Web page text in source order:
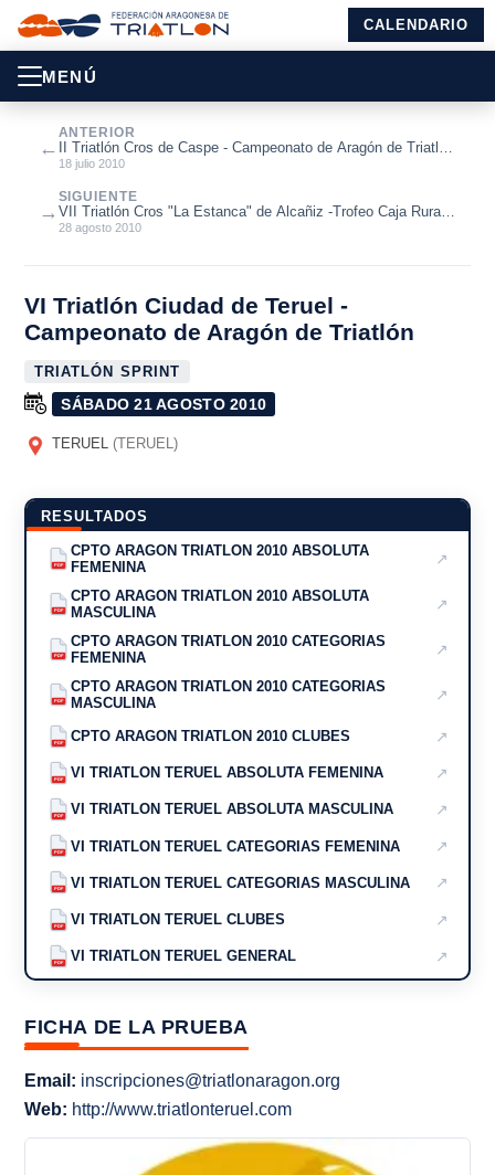
CALENDARIO
MENÚ
←
ANTERIOR
II Triatlón Cros de Caspe - Campeonato de Aragón de Triatlón
Cros
18 julio 2010
SIGUIENTE
VII Triatlón Cros "La Estanca" de Alcañiz -Trofeo Caja Rural
de Teruel
28 agosto 2010
→
VI Triatlón Ciudad de Teruel -
Campeonato de Aragón de Triatlón
TRIATLÓN SPRINT
SÁBADO 21 AGOSTO 2010
TERUEL (TERUEL)
RESULTADOS
PDF
CPTO ARAGON TRIATLON 2010 ABSOLUTA
FEMENINA
↗
PDF
CPTO ARAGON TRIATLON 2010 ABSOLUTA
MASCULINA
↗
PDF
CPTO ARAGON TRIATLON 2010 CATEGORIAS
FEMENINA
↗
PDF
CPTO ARAGON TRIATLON 2010 CATEGORIAS
MASCULINA
↗
PDF CPTO ARAGON TRIATLON 2010 CLUBES ↗
PDF VI TRIATLON TERUEL ABSOLUTA FEMENINA ↗
PDF VI TRIATLON TERUEL ABSOLUTA MASCULINA ↗
PDF VI TRIATLON TERUEL CATEGORIAS FEMENINA ↗
PDF VI TRIATLON TERUEL CATEGORIAS MASCULINA ↗
PDF VI TRIATLON TERUEL CLUBES ↗
PDF VI TRIATLON TERUEL GENERAL ↗
FICHA DE LA PRUEBA
Email: inscripciones@triatlonaragon.org
Web: http://www.triatlonteruel.com